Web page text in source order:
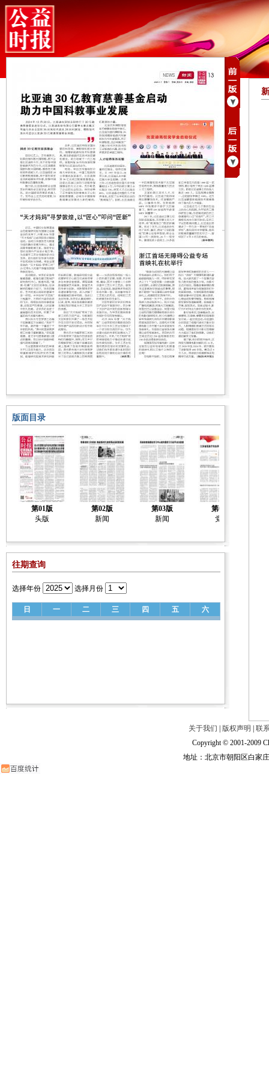
版面目录
第01版
头版
第02版
新闻
第03版
新闻
第04版
党建
往期查询
选择年份 选择月份
日 一 二 三 四 五 六
关于我们 版权声明
联
Copyright © 2001-2009
地址：北京市朝阳区白家